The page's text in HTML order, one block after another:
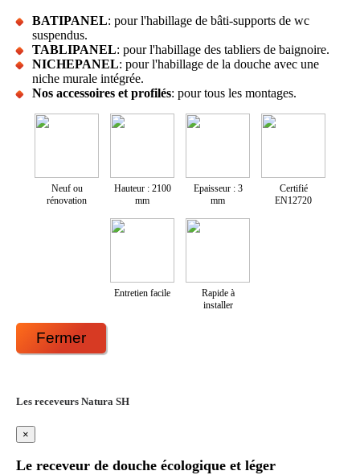
BATIPANEL: pour l'habillage de bâti-supports de wc
suspendus.
TABLIPANEL: pour l'habillage des tabliers de baignoire.
NICHEPANEL: pour l'habillage de la douche avec une
niche murale intégrée.
Nos accessoires et profilés: pour tous les montages.
Neuf ou
rénovation
Hauteur : 2100
mm
Epaisseur : 3
mm
Certifié
EN12720
Entretien facile
Rapide à
installer
Fermer
Les receveurs Natura SH
×
Le receveur de douche écologique et léger